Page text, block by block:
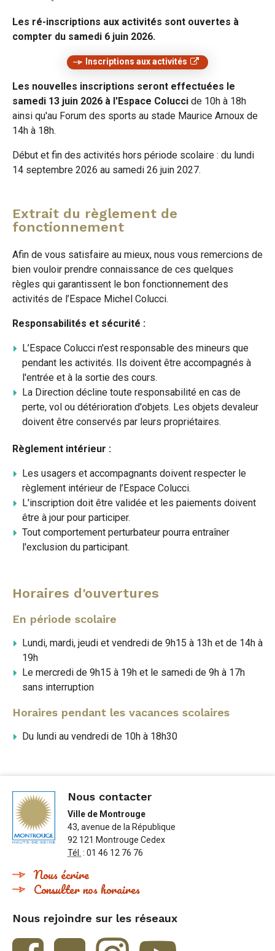
Les ré-inscriptions aux activités sont ouvertes à
compter du samedi 6 juin 2026.
Inscriptions aux activités
Les nouvelles inscriptions seront effectuées le
samedi 13 juin 2026 à l'Espace Colucci de 10h à 18h
ainsi qu'au Forum des sports au stade Maurice Arnoux de
14h à 18h.
Début et fin des activités hors période scolaire : du lundi
14 septembre 2026 au samedi 26 juin 2027.
Extrait du règlement de
fonctionnement
Afin de vous satisfaire au mieux, nous vous remercions de
bien vouloir prendre connaissance de ces quelques
règles qui garantissent le bon fonctionnement des
activités de l’Espace Michel Colucci.
Responsabilités et sécurité :
L’Espace Colucci n'est responsable des mineurs que
pendant les activités. Ils doivent être accompagnés à
l'entrée et à la sortie des cours.
La Direction décline toute responsabilité en cas de
perte, vol ou détérioration d'objets. Les objets devaleur
doivent être conservés par leurs propriétaires.
Règlement intérieur :
Les usagers et accompagnants doivent respecter le
règlement intérieur de l’Espace Colucci.
L'inscription doit être validée et les paiements doivent
être à jour pour participer.
Tout comportement perturbateur pourra entraîner
l'exclusion du participant.
Horaires d'ouvertures
En période scolaire
Lundi, mardi, jeudi et vendredi de 9h15 à 13h et de 14h à
19h
Le mercredi de 9h15 à 19h et le samedi de 9h à 17h
sans interruption
Horaires pendant les vacances scolaires
Du lundi au vendredi de 10h à 18h30
Nous contacter
Ville de Montrouge
43, avenue de la République
92 121 Montrouge Cedex
Tél.
: 01 46 12 76 76
Nous écrire
Consulter nos horaires
Nous rejoindre sur les réseaux